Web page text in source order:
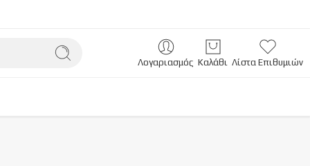
Λογαριασμός Καλάθι Λίστα Επιθυμιών